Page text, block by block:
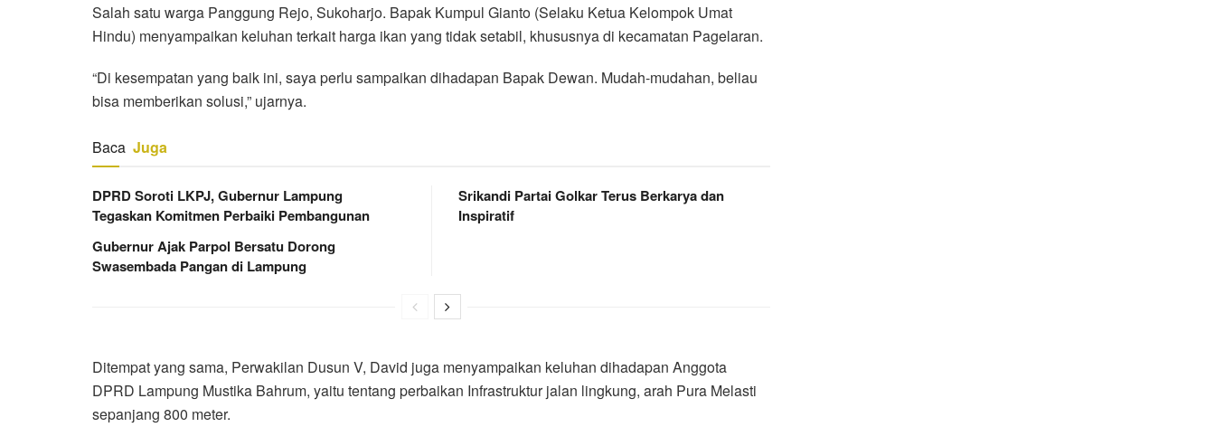
Salah satu warga Panggung Rejo, Sukoharjo. Bapak Kumpul Gianto (Selaku Ketua Kelompok Umat
Hindu) menyampaikan keluhan terkait harga ikan yang tidak setabil, khususnya di kecamatan Pagelaran.
“Di kesempatan yang baik ini, saya perlu sampaikan dihadapan Bapak Dewan. Mudah-mudahan, beliau
bisa memberikan solusi,” ujarnya.
Baca Juga
DPRD Soroti LKPJ, Gubernur Lampung
Tegaskan Komitmen Perbaiki Pembangunan
Gubernur Ajak Parpol Bersatu Dorong
Swasembada Pangan di Lampung
Srikandi Partai Golkar Terus Berkarya dan
Inspiratif
Ditempat yang sama, Perwakilan Dusun V, David juga menyampaikan keluhan dihadapan Anggota
DPRD Lampung Mustika Bahrum, yaitu tentang perbaikan Infrastruktur jalan lingkung, arah Pura Melasti
sepanjang 800 meter.